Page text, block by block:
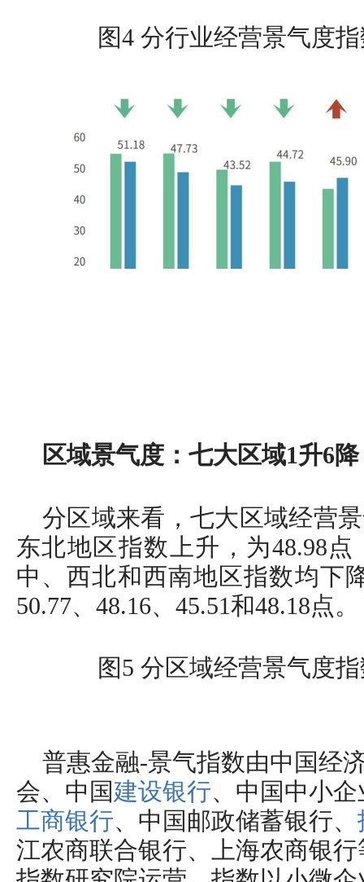
图4 分行业经营景气度
区域景气度：七大区域1升6降
分区域来看，七大区域经营
东北地区指数上升，为48.98
中、西北和西南地区指数均下
50.77、48.16、45.51和48.18点。
图5 分区域经营景气度
普惠金融-景气指数由中国经
会、中国建设银行、中国中小
工商银行、中国邮政储蓄银行、
江农商联合银行、上海农商银